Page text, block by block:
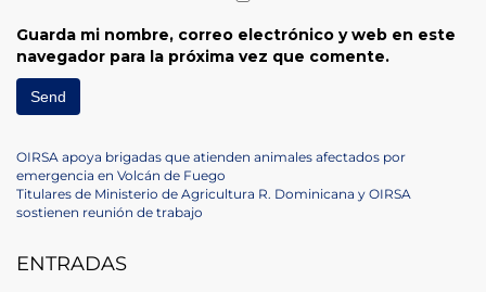
Guarda mi nombre, correo electrónico y web en este
navegador para la próxima vez que comente.
Navegación
de
Previous
Post
OIRSA apoya brigadas que atienden animales afectados por
emergencia en Volcán de Fuego
Next
Post
Titulares de Ministerio de Agricultura R. Dominicana y OIRSA
sostienen reunión de trabajo
ENTRADAS